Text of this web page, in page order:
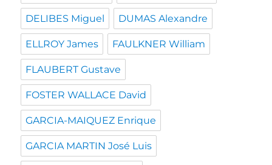
DELIBES Miguel DUMAS Alexandre
ELLROY James FAULKNER William
FLAUBERT Gustave
FOSTER WALLACE David
GARCIA-MAIQUEZ Enrique
GARCIA MARTIN José Luis